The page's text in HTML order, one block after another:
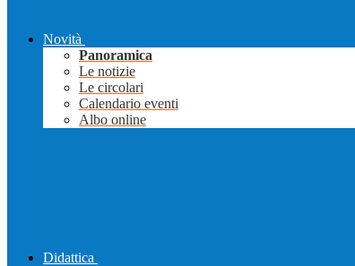
Novità
Panoramica
Le notizie
Le circolari
Calendario eventi
Albo online
Didattica